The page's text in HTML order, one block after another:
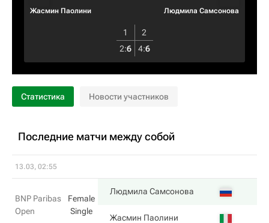
Жасмин Паолини Людмила Самсонова
1
2
2:6 4:6
Статистика Новости участников
Последние матчи между собой
13.03, 02:55
BNP Paribas
Open
Female
Single
Людмила Самсонова
Жасмин Паолини